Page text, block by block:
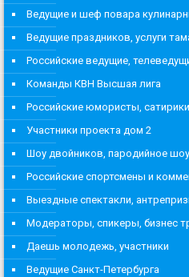
Ведущие и шеф повара
Ведущие праздников, услуги
Российские ведущие,
Команды КВН Высшая лига
Российские юмористы, сатирики
Участники проекта дом 2
Шоу двойников, пародийное шоу
Российские спортсмены и
Выездные спектакли,
Модераторы, спикеры, бизнес
Даешь молодежь, участники
Ведущие Санкт-Петербурга